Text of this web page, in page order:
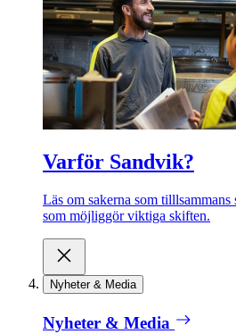
Varför Sandvik?
Läs om sakerna som
som möjliggör viktiga skiften.
Nyheter & Media
Nyheter & Media